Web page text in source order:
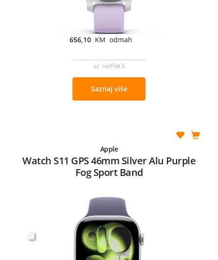
656,10 KM odmah
uz netFlat S
Saznaj više
Apple
Watch S11 GPS 46mm Silver Alu Purple
Fog Sport Band